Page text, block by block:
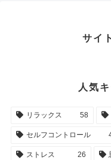
サイ
人気
リラックス 58
セルフコントロール
ストレス 26